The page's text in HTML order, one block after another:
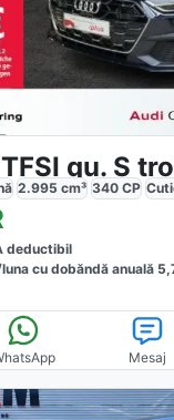
qu. S
2.995 cm³ 340 CP
deductibil
lunacu dobăndă anuală
Mesaj